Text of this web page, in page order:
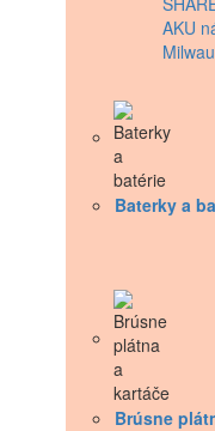
AKU
Baterky a
Brúsne